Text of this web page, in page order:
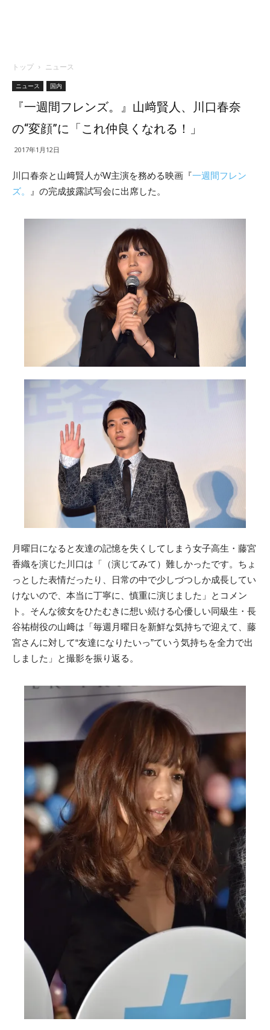
トップ ニュース
ニュース 国内
『一週間フレンズ。』山﨑賢人、川口春奈
の“変顔”に「これ仲良くなれる！」
2017年1月12日
川口春奈と山﨑賢人がW主演を務める映画『一週間フレン
ズ。
』の完成披露試写会に出席した。
月曜日になると友達の記憶を失くしてしまう女子高生・藤宮
香織を演じた川口は「（演じてみて）難しかったです。ちょ
っとした表情だったり、日常の中で少しづつしか成長してい
けないので、本当に丁寧に、慎重に演じました」とコメン
ト。そんな彼女をひたむきに想い続ける心優しい同級生・長
谷祐樹役の山﨑は「毎週月曜日を新鮮な気持ちで迎えて、藤
宮さんに対して“友達になりたいっ”ていう気持ちを全力で出
しました」と撮影を振り返る。